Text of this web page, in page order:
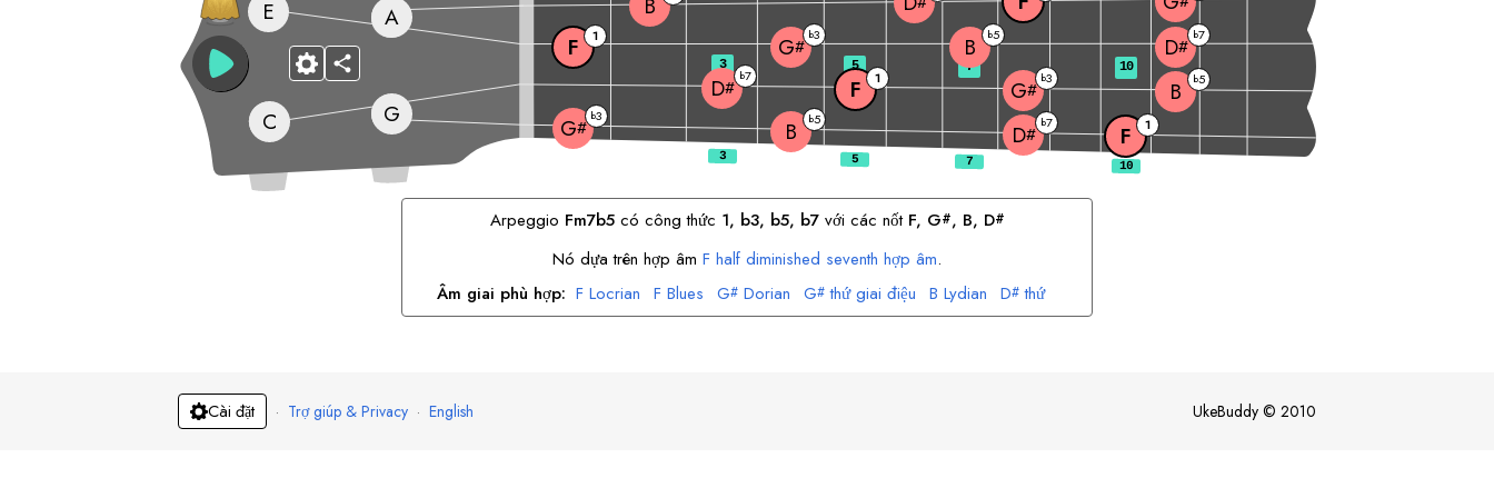
G G#
b3
B b5
D#
b7 F 1
C
D#
b7 F 1 G#
b3 B b5
E
F
1 G#
b3 B b5 D#
b7
A
3 5 7 10
Arpeggio Fm7b5có công thức 1, b3, b5, b7với các nốt F, G#, B, D#
Nó dựa trên hợp âm F half diminished seventh hợp âm.
Âm giai phù hợp: F Locrian F Blues G# Dorian G# thứ giai điệu B Lydian D# thứ
D# thứ hòa âm
Cài đặt · Trợ giúp & Privacy · English UkeBuddy © 2010